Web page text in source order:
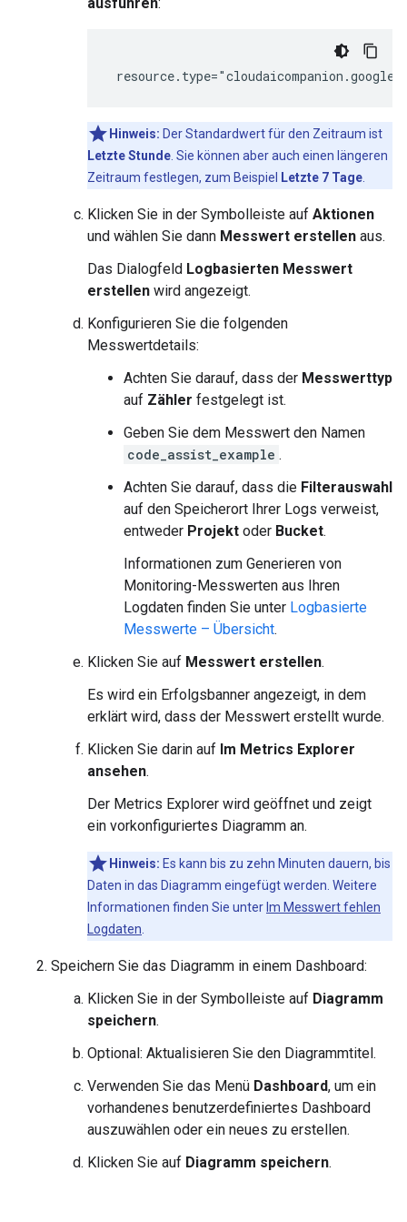
Hinweis: Der Standardwert für den Zeitraum ist
Letzte Stunde . Sie können aber auch einen längeren
Zeitraum festlegen, zum Beispiel
Letzte 7 Tage
Klicken Sie in der Symbolleiste auf Aktionen
und wählen Sie dann Messwert erstellen aus.
Das Dialogfeld Logbasierten Messwert
erstellen wird angezeigt.
Konfigurieren Sie die folgenden
Messwertdetails:
Achten Sie darauf, dass der Messwerttyp
auf Zähler festgelegt ist.
Geben Sie dem Messwert den Namen
code_assist_example .
Achten Sie darauf, dass die Filterauswahl
auf den Speicherort Ihrer Logs verweist,
entweder Projekt oder Bucket.
Informationen zum Generieren von
Monitoring-Messwerten aus Ihren
Logdaten finden Sie unter Logbasierte
Messwerte – Übersicht.
Klicken Sie auf Messwert erstellen.
Es wird ein Erfolgsbanner angezeigt, in dem
erklärt wird, dass der Messwert erstellt wurde.
Klicken Sie darin auf Im Metrics Explorer
ansehen.
Der Metrics Explorer wird geöffnet und zeigt
ein vorkonfiguriertes Diagramm an.
Hinweis: Es kann bis zu zehn Minuten dauern, bis
Daten in das Diagramm eingefügt werden. Weitere
Informationen finden Sie unter Im Messwert fehlen
Logdaten
Speichern Sie das Diagramm in einem Dashboard:
Klicken Sie in der Symbolleiste auf Diagramm
speichern.
Optional: Aktualisieren Sie den Diagrammtitel.
Verwenden Sie das Menü Dashboard, um ein
vorhandenes benutzerdefiniertes Dashboard
auszuwählen oder ein neues zu erstellen.
Klicken Sie auf Diagramm speichern.